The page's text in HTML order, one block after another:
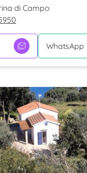
di Campo
WhatsApp